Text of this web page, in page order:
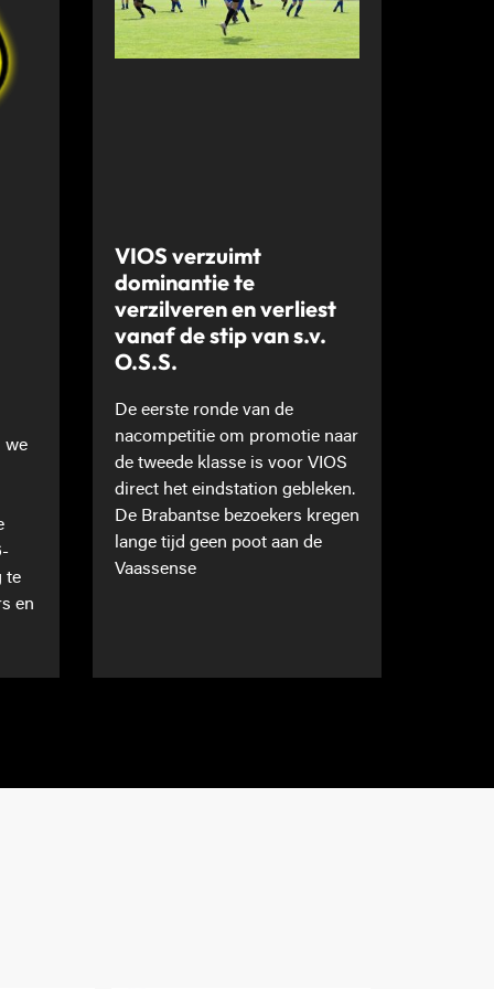
we
te
en
VIOS verzuimt
dominantie te
verzilveren en verliest
vanaf de stip van s.v.
O.S.S.
De eerste ronde van de
nacompetitie om promotie naar
de tweede klasse is voor VIOS
direct het eindstation gebleken.
De Brabantse bezoekers kregen
lange tijd geen poot aan de
Vaassense